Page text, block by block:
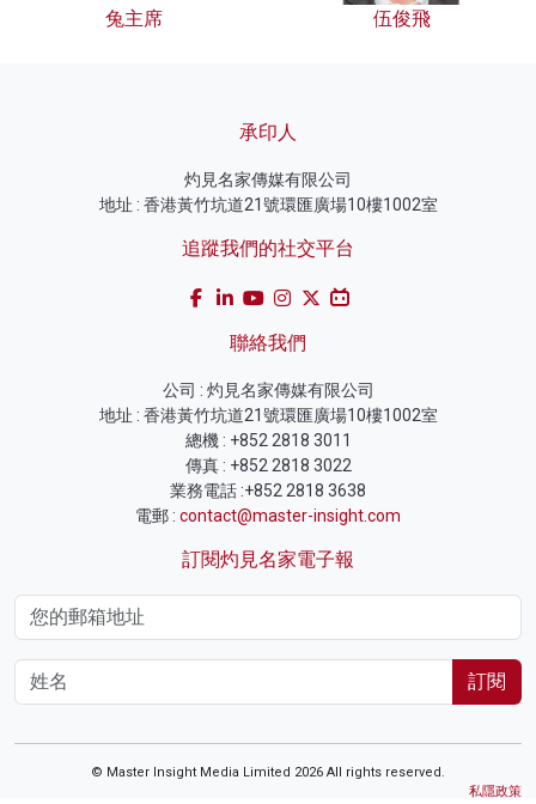
兔主席 伍俊飛
承印人
灼見名家傳媒有限公司
地址 : 香港黃竹坑道21號環匯廣場10樓1002室
追蹤我們的社交平台
聯絡我們
公司 : 灼見名家傳媒有限公司
地址 : 香港黃竹坑道21號環匯廣場10樓1002室
總機 : +852 2818 3011
傳真 : +852 2818 3022
業務電話 :+852 2818 3638
電郵 : contact@master-insight.com
訂閱灼見名家電子報
訂閱
© Master Insight Media Limited 2026 All rights reserved.
私隱政策